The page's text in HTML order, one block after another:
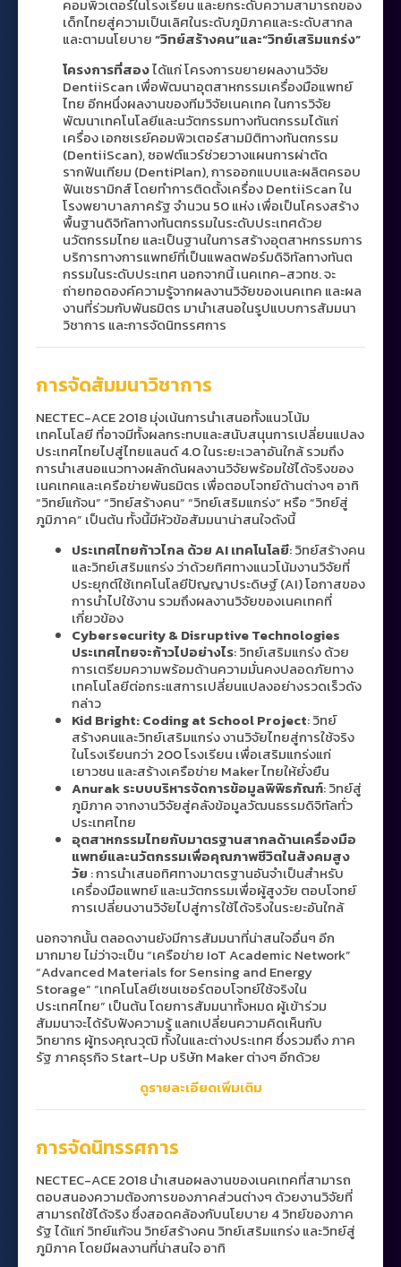
คอมพิวเตอร์ในโรงเรียน และยกระดับความสามารถของ
เด็กไทยสู่ความเป็นเลิศในระดับภูมิภาคและระดับสากล
และตามนโยบาย“วิทย์สร้างคน”และ“วิทย์เสริมแกร่ง”
โครงการที่สองได้แก่ โครงการขยายผลงานวิจัย
DentiiScan เพื่อพัฒนาอุตสาหกรรมเครื่องมือแพทย์
ไทย อีกหนึ่งผลงานของทีมวิจัยเนคเทค ในการวิจัย
พัฒนาเทคโนโลยีและนวัตกรรมทางทันตกรรมได้แก่
เครื่อง เอกซเรย์คอมพิวเตอร์สามมิติทางทันตกรรม
(DentiiScan), ซอฟต์แวร์ช่วยวางแผนการผ่าตัด
รากฟันเทียม (DentiPlan), การออกแบบและผลิตครอบ
ฟันเซรามิกส์ โดยทำการติดตั้งเครื่อง DentiiScan ใน
โรงพยาบาลภาครัฐ จำนวน 50 แห่ง เพื่อเป็นโครงสร้าง
พื้นฐานดิจิทัลทางทันตกรรมในระดับประเทศด้วย
นวัตกรรมไทย และเป็นฐานในการสร้างอุตสาหกรรมการ
บริการทางการแพทย์ที่เป็นแพลตฟอร์มดิจิทัลทางทันต
กรรมในระดับประเทศ นอกจากนี้ เนคเทค-สวทช. จะ
ถ่ายทอดองค์ความรู้จากผลงานวิจัยของเนคเทค และผล
งานที่ร่วมกับพันธมิตร มานำเสนอในรูปแบบการสัมมนา
วิชาการ และการจัดนิทรรศการ
การจัดสัมมนาวิชาการ
NECTEC-ACE 2018 มุ่งเน้นการนำเสนอทั้งแนวโน้ม
เทคโนโลยี ที่อาจมีทั้งผลกระทบและสนับสนุนการเปลี่ยนแปลง
ประเทศไทยไปสู่ไทยแลนด์4.0ในระยะเวลาอันใกล้ รวมถึง
การนำเสนอแนวทางผลักดันผลงานวิจัยพร้อมใช้ได้จริงของ
เนคเทคและเครือข่ายพันธมิตร เพื่อตอบโจทย์ด้านต่างๆ อาทิ
“วิทย์แก้จน” “วิทย์สร้างคน” “วิทย์เสริมแกร่ง” หรือ “วิทย์สู่
ภูมิภาค” เป็นต้น ทั้งนี้มีหัวข้อสัมมนาน่าสนใจดังนี้
ประเทศไทยก้าวไกล ด้วย AI เทคโนโลยี: วิทย์สร้างคน
และวิทย์เสริมแกร่ง ว่าด้วยทิศทางแนวโน้มงานวิจัยที่
ประยุกต์ใช้เทคโนโลยีปัญญาประดิษฐ์ (AI) โอกาสของ
การนำไปใช้งาน รวมถึงผลงานวิจัยของเนคเทคที่
เกี่ยวข้อง
Cybersecurity & Disruptive Technologies
ประเทศไทยจะก้าวไปอย่างไร: วิทย์เสริมแกร่ง ด้วย
การเตรียมความพร้อมด้านความมั่นคงปลอดภัยทาง
เทคโนโลยีต่อกระแสการเปลี่ยนแปลงอย่างรวดเร็วดัง
กล่าว
Kid Bright: Coding at School Project: วิทย์
สร้างคนและวิทย์เสริมแกร่ง งานวิจัยไทยสู่การใช้จริง
ในโรงเรียนกว่า 200 โรงเรียน เพื่อเสริมแกร่งแก่
เยาวชน และสร้างเครือข่าย Maker ไทยให้ยั่งยืน
Anurak ระบบบริหารจัดการข้อมูลพิพิธภัณฑ์: วิทย์สู่
ภูมิภาค จากงานวิจัยสู่คลังข้อมูลวัฒนธรรมดิจิทัลทั่ว
ประเทศไทย
อุตสาหกรรมไทยกับมาตรฐานสากลด้านเครื่องมือ
แพทย์และนวัตกรรมเพื่อคุณภาพชีวิตในสังคมสูง
วัย : การนำเสนอทิศทางมาตรฐานอันจำเป็นสำหรับ
เครื่องมือแพทย์ และนวัตกรรมเพื่อผู้สูงวัย ตอบโจทย์
การเปลี่ยนงานวิจัยไปสู่การใช้ได้จริงในระยะอันใกล้
นอกจากนั้น ตลอดงานยังมีการสัมมนาที่น่าสนใจอื่นๆ อีก
มากมาย ไม่ว่าจะเป็น “เครือข่าย IoT Academic Network”
“Advanced Materials for Sensing and Energy
Storage” “เทคโนโลยีเซนเซอร์ตอบโจทย์ใช้จริงใน
ประเทศไทย” เป็นต้น โดยการสัมมนาทั้งหมด ผู้เข้าร่วม
สัมมนาจะได้รับฟังความรู้ แลกเปลี่ยนความคิดเห็นกับ
วิทยากร ผู้ทรงคุณวุฒิ ทั้งในและต่างประเทศ ซึ่งรวมถึง ภาค
รัฐ ภาคธุรกิจ Start-Up บริษัท Maker ต่างๆ อีกด้วย
ดูรายละเอียดเพิ่มเติม
การจัดนิทรรศการ
NECTEC-ACE 2018 นำเสนอผลงานของเนคเทคที่สามารถ
ตอบสนองความต้องการของภาคส่วนต่างๆ ด้วยงานวิจัยที่
สามารถใช้ได้จริง ซึ่งสอดคล้องกับนโยบาย 4วิทย์ของภาค
รัฐ ได้แก่ วิทย์แก้จน วิทย์สร้างคน วิทย์เสริมแกร่ง และวิทย์สู่
ภูมิภาค โดยมีผลงานที่น่าสนใจ อาทิ